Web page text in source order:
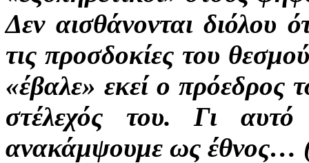
Δεν αισθάνονται διόλου
τις προσδοκίες του
«έβαλε» εκεί ο πρόεδρος
στέλεχός του. Γι
ανακάμψουμε ως έθνος…